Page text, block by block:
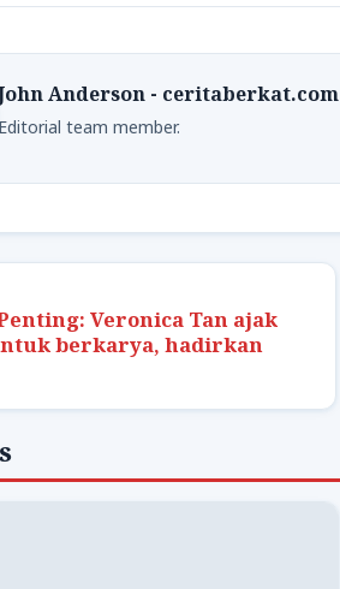
Anderson - ceritaberkat.com
Editorial team member.
Veronica Tan ajak
berkarya, hadirkan